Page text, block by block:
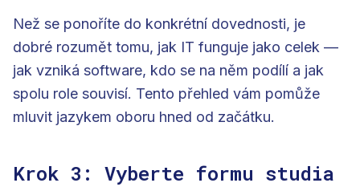
Než se ponoříte do konkrétní dovednosti, je
dobré rozumět tomu, jak IT funguje jako celek —
jak vzniká software, kdo se na něm podílí a jak
spolu role souvisí. Tento přehled vám pomůže
mluvit jazykem oboru hned od začátku.
Krok 3: Vyberte formu studia